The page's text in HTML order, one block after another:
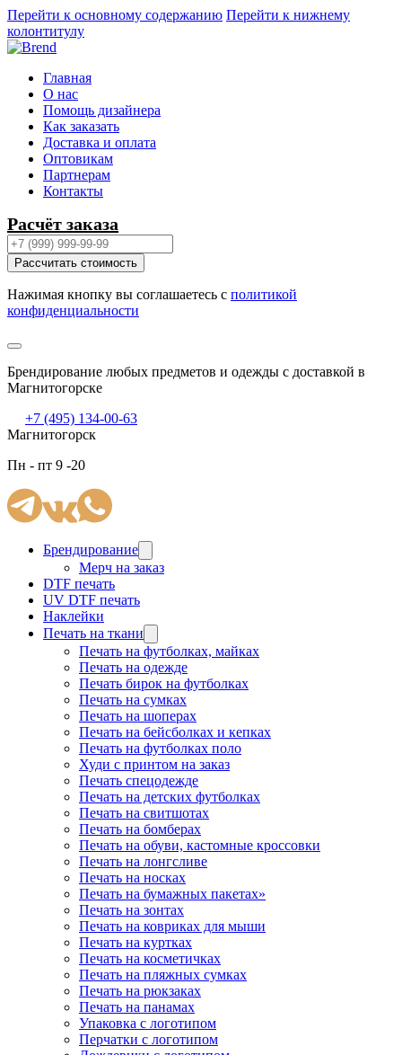
Перейти к основному содержанию Перейти к нижнему
колонтитулу
Главная
О нас
Помощь дизайнера
Как заказать
Доставка и оплата
Оптовикам
Партнерам
Контакты
Расчёт заказа
Рассчитать стоимость
Нажимая кнопку вы соглашаетесь с политикой
конфиденциальности
Брендирование любых предметов и одежды с доставкой в
Магнитогорске
+7 (495) 134-00-63
Магнитогорск
Пн - пт 9 -20
Брендирование
Мерч на заказ
DTF печать
UV DTF печать
Наклейки
Печать на ткани
Печать на футболках, майках
Печать на одежде
Печать бирок на футболках
Печать на сумках
Печать на шоперах
Печать на бейсболках и кепках
Печать на футболках поло
Худи с принтом на заказ
Печать спецодежде
Печать на детских футболках
Печать на свитшотах
Печать на бомберах
Печать на обуви, кастомные кроссовки
Печать на лонгсливе
Печать на носках
Печать на бумажных пакетах»
Печать на зонтах
Печать на ковриках для мыши
Печать на куртках
Печать на косметичках
Печать на пляжных сумках
Печать на рюкзаках
Печать на панамах
Упаковка с логотипом
Перчатки с логотипом